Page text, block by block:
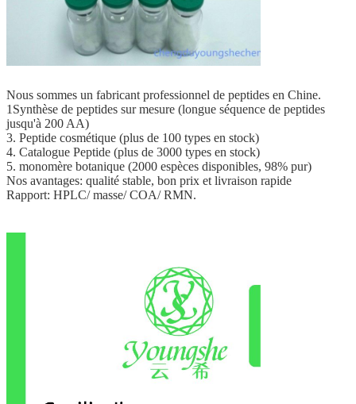
Nous sommes un fabricant professionnel de peptides en Chine.
1Synthèse de peptides sur mesure (longue séquence de peptides
jusqu'à 200 AA)
3. Peptide cosmétique (plus de 100 types en stock)
4. Catalogue Peptide (plus de 3000 types en stock)
5. monomère botanique (2000 espèces disponibles, 98% pur)
Nos avantages: qualité stable, bon prix et livraison rapide
Rapport: HPLC/ masse/ COA/ RMN.